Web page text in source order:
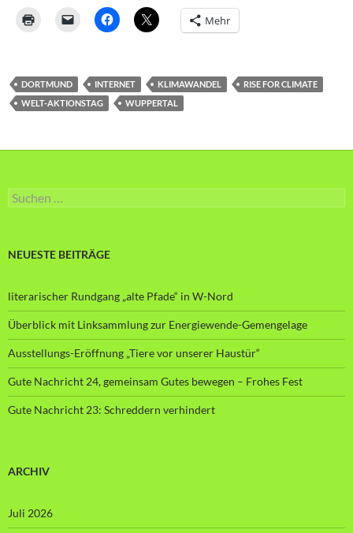
Mehr
DORTMUND INTERNET KLIMAWANDEL
RISE FOR CLIMATE
WELT-AKTIONSTAG
WUPPERTAL
Suche
nach:
NEUESTE BEITRÄGE
literarischer Rundgang „alte Pfade“ in W-Nord
Überblick mit Linksammlung zur Energiewende-Gemengelage
Ausstellungs-Eröffnung „Tiere vor unserer Haustür“
Gute Nachricht 24, gemeinsam Gutes bewegen – Frohes Fest
Gute Nachricht 23: Schreddern verhindert
ARCHIV
Juli 2026